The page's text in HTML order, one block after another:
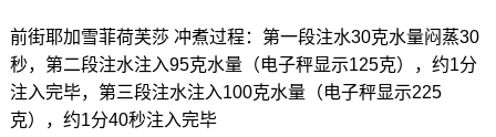
前街耶加雪菲荷芙莎 冲煮过程：第一段注水30克水量闷蒸30
秒，第二段注水注入95克水量（电子秤显示125克），约1分
注入完毕，第三段注水注入100克水量（电子秤显示225
克），约1分40秒注入完毕